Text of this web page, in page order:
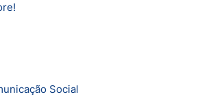
Social